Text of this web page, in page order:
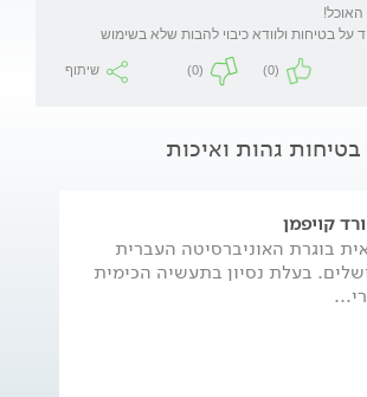
על בטיחות ולוודא כיבוי להבות שלא בשימוש
(0)
(0) שיתוף
גהות ואיכות
קויפמן
בוגרת האוניברסיטה העברית
בעלת נסיון בתעשיה הכימית